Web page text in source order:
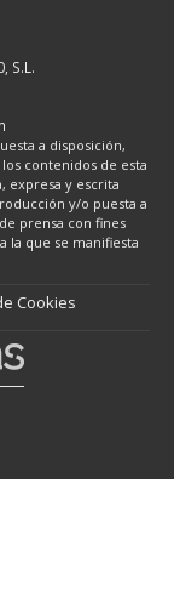
S.L.
a disposición,
contenidos de esta
expresa y escrita
y/o puesta a
prensa con fines
la que se manifiesta
Cookies